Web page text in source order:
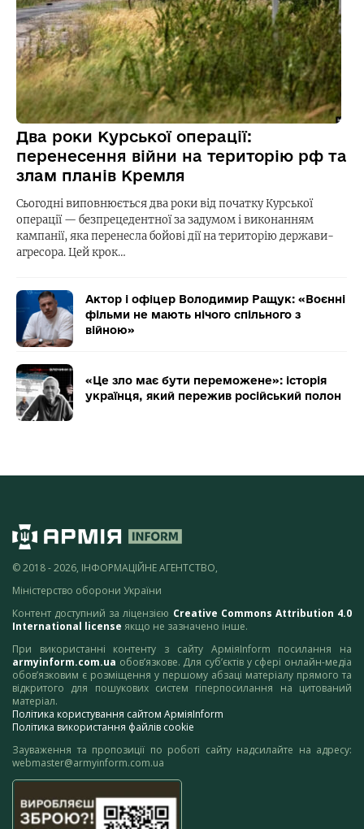
Два роки Курської операції:
перенесення війни на територію рф та
злам планів Кремля
Сьогодні виповнюється два роки від початку Курської
операції — безпрецедентної за задумом і виконанням
кампанії, яка перенесла бойові дії на територію держави-
агресора. Цей крок…
Актор і офіцер Володимир Ращук: «Воєнні
фільми не мають нічого спільного з
війною»
«Це зло має бути переможене»: історія
українця, який пережив російський полон
© 2018 - 2026, ІНФОРМАЦІЙНЕ АГЕНТСТВО,
Міністерство оборони України
Контент доступний за ліцензією Creative Commons Attribution 4.0
International license якщо не зазначено інше.
При використанні контенту з сайту АрміяInform посилання на
armyinform.com.ua обов’язкове. Для суб’єктів у сфері онлайн-медіа
обов’язковим є розміщення у першому абзаці матеріалу прямого та
відкритого для пошукових систем гіперпосилання на цитований
матеріал.
Політика користування сайтом АрміяInform
Політика використання файлів cookie
Зауваження та пропозиції по роботі сайту надсилайте на адресу:
webmaster@armyinform.com.ua